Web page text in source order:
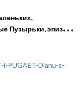
Пузырьки, эпизод